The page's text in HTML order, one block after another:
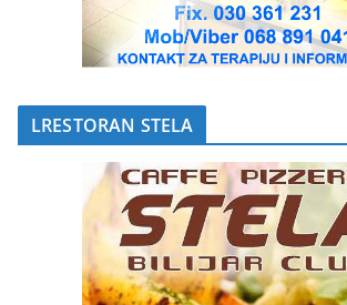
LRESTORAN STELA